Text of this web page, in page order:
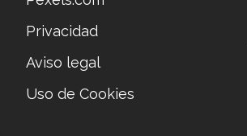
Privacidad
Aviso legal
Uso de Cookies